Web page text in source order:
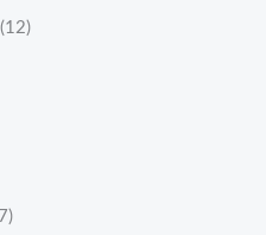
(12)